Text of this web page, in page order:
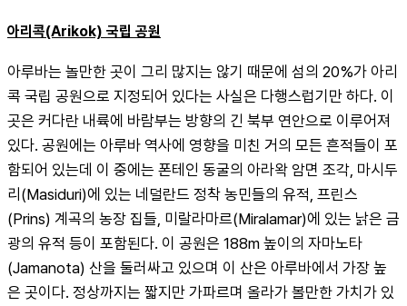
아리콕(Arikok) 국립 공원
아루바는 놀만한 곳이 그리 많지는 않기 때문에 섬의 20%가 아리
콕 국립 공원으로 지정되어 있다는 사실은 다행스럽기만 하다. 이
곳은 커다란 내륙에 바람부는 방향의 긴 북부 연안으로 이루어져
있다. 공원에는 아루바 역사에 영향을 미친 거의 모든 흔적들이 포
함되어 있는데 이 중에는 폰테인 동굴의 아라왁 암면 조각, 마시두
리(Masiduri)에 있는 네덜란드 정착 농민들의 유적, 프린스
(Prins) 계곡의 농장 집들, 미랄라마르(Miralamar)에 있는 낡은 금
광의 유적 등이 포함된다. 이 공원은 188m 높이의 자마노타
(Jamanota) 산을 둘러싸고 있으며 이 산은 아루바에서 가장 높
은 곳이다. 정상까지는 짧지만 가파르며 올라가 볼만한 가치가 있